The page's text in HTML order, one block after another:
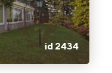
id 2434